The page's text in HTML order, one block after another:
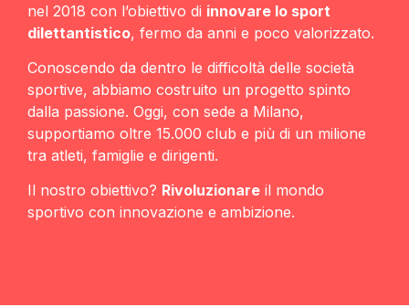
nel 2018 con l’obiettivo di innovare lo sport
dilettantistico, fermo da anni e poco valorizzato.
Conoscendo da dentro le difficoltà delle società
sportive, abbiamo costruito un progetto spinto
dalla passione. Oggi, con sede a Milano,
supportiamo oltre 15.000 club e più di un milione
tra atleti, famiglie e dirigenti.
Il nostro obiettivo? Rivoluzionare il mondo
sportivo con innovazione e ambizione.